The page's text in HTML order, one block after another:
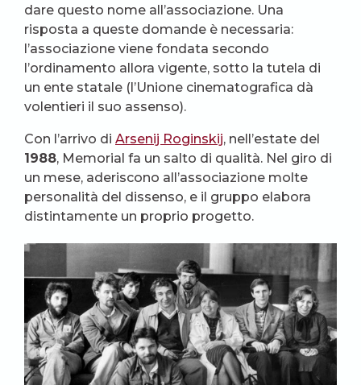
dare questo nome all’associazione. Una
risposta a queste domande è necessaria:
l’associazione viene fondata secondo
l’ordinamento allora vigente, sotto la tutela di
un ente statale (l’Unione cinematografica dà
volentieri il suo assenso).
Con l’arrivo di Arsenij Roginskij, nell’estate del
1988, Memorial fa un salto di qualità. Nel giro di
un mese, aderiscono all’associazione molte
personalità del dissenso, e il gruppo elabora
distintamente un proprio progetto.